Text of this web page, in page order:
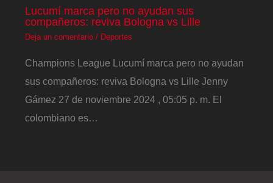
Lucumí marca pero no ayudan sus
compañeros: reviva Bologna vs Lille
Deja un comentario / Deportes
Champions League Lucumí marca pero no ayudan
sus compañeros: reviva Bologna vs Lille Jenny
Gámez 27 de noviembre 2024 , 05:05 p. m. El
colombiano es…